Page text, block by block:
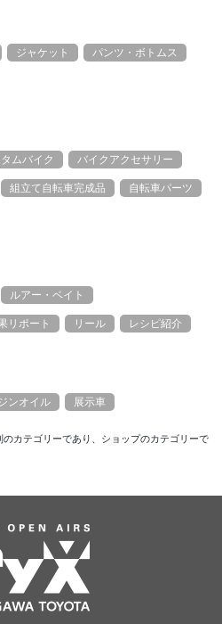
ジャケット パンツ・ボトムス
ムバイク バイクアクセサリー
組立て自転車完成品 自転車パーツ
ルアー・ベイト
リポート リール レシピ紹介
ンオイル 展示車
カテゴリーであり、ショップのカテゴリーで